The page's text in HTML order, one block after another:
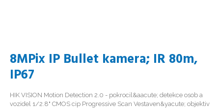
8MPix IP Bullet kamera; IR 80m,
IP67
HIK VISION Motion Detection 2.0 - pokrocil&aacute; detekce osob a
vozidel 1/2.8" CMOS cip Progressive Scan Vestaven&yacute; objektiv